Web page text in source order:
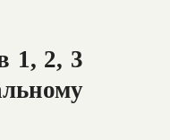
1, 2, 3